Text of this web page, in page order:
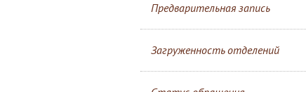
Предварительная запись
Загруженность отделений